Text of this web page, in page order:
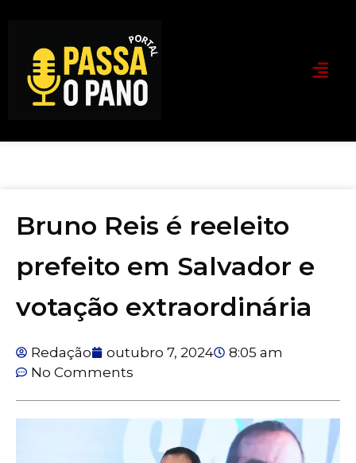
Bruno Reis é reeleito
prefeito em Salvador e
votação extraordinária
Redação outubro 7, 2024
8:05 am
No Comments